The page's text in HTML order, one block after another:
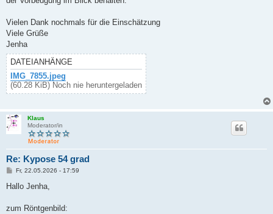
Vielen Dank nochmals für die Einschätzung
Viele Grüße
Jenha
DATEIANHÄNGE
IMG_7855.jpeg
(60.28 KiB) Noch nie heruntergeladen
Klaus
Moderator/in
Re: Kypose 54 grad
B
i
a
Fr, 22.05.2026 - 17:59
Hallo Jenha,
zum Röntgenbild: